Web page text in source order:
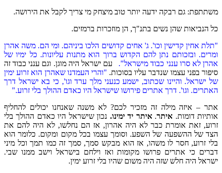
משתתפת: גם רבקה ידעה יותר טוב מיצחק מי צריך לקבל את הירושה.
כל הנביאות שהן נשים בתנ"ך, הן מוזכרות ברמזים.
"תלת אחין קדישין וכו'. ג' אחים קדושים הלכו ביניהם. ומי הם. משה אהרן
ומרים. ובזכותם נתן להם הקדוש ברוך הוא מתנות עליונות. כל ימיו של
אהרן לא סרו ענני כבוד מישראל".
עם ישראל היה מוגן. וגם ענני כבוד זה
סיפור בפני עצמו שנדבר עליו בסוכות. "והרי העמדנו שאהרן הוא זרוע ימין
של ישראל. והיינו שכתוב, ישמע כנעני מלך ערד וגו', כי בא ישראל דרך
האתרים. וגו'. דרך אתרים פירושו שישראל היו כאדם ההולך בלי זרוע."
אתר – איזה מילה זה מזכיר לכם? לא משנה שאנחנו יכולים להחליף
אותיות דומות. איתר.איתר יד ימינו. נכון שישראל היו כאדם ההולך בלי
זרוע, זאת אומרת כבר לא היה אהרון, אז הם נחלשו, לא היה להם את
הצד של ההשפעה של השפע. וסומך עצמו בכל מקום ומקום. כלומר הוא
בלי זרוע, חסר לו משהו, אז הוא מבקש סמך, סמך זה כמו תמך וכל מיני
דברים כי אתרים פרושו מקומות ואז וילחם בישראל וישב ממנו שבי.
ישראל היה חלש שזה היה משום שהיו בלי זרוע ימין.